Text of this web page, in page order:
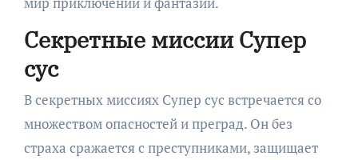
Секретные миссии Супер
сус
В секретных миссиях Супер сус встречается со
множеством опасностей и преград. Он без
страха сражается с преступниками, защищает